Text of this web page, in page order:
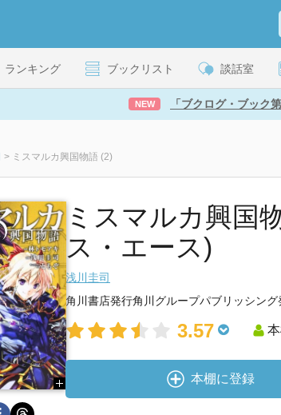
ランキング ブックリスト 談話室
NEW 「ブクログ・ブック
> ミスマルカ興国物語 (2)
ミスマルカ興国
ス・エース)
浅川圭司
角川書店発行角川グループパブリッシング
3.57
本棚に登録